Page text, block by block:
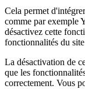
Cela permet
comme par exemple
désactivez cette
fonctionnalités du
La désactivation de
que les
correctement. Vous